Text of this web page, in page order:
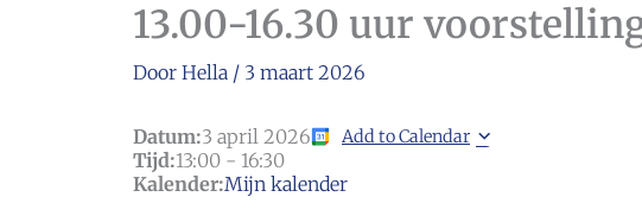
13.00-16.30 uur
Door Hella / 3 maart 2026
Datum:3 april 2026 Add to Calendar
Tijd:13:00 - 16:30
Kalender:Mijn kalender